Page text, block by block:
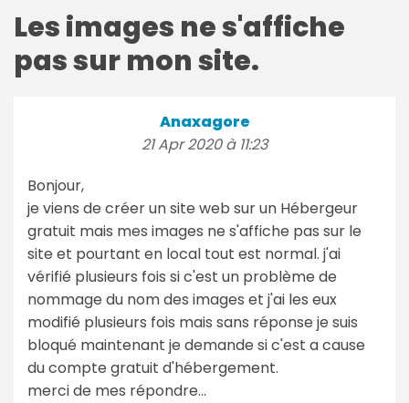
Les images ne s'affiche
pas sur mon site.
Anaxagore
21 Apr 2020 à 11:23
Bonjour,
je viens de créer un site web sur un Hébergeur
gratuit mais mes images ne s'affiche pas sur le
site et pourtant en local tout est normal. j'ai
vérifié plusieurs fois si c'est un problème de
nommage du nom des images et j'ai les eux
modifié plusieurs fois mais sans réponse je suis
bloqué maintenant je demande si c'est a cause
du compte gratuit d'hébergement.
merci de mes répondre...